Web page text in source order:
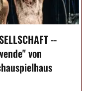
--
von